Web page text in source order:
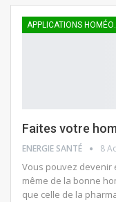
Faites votre
ENERGIE SANTÉ 8
Vous pouvez
même de la bonne
que celle de la